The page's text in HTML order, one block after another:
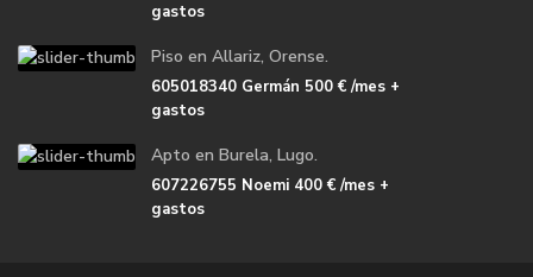
gastos
Piso en Allariz, Orense.
605018340 Germán 500 €/mes +
gastos
Apto en Burela, Lugo.
607226755 Noemi 400 €/mes +
gastos